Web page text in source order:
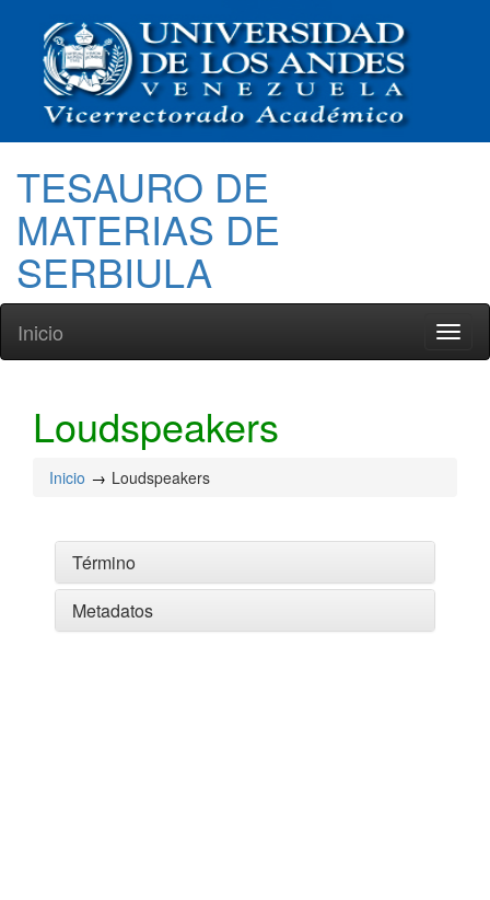
TESAURO DE
MATERIAS DE
SERBIULA
Inicio
Loudspeakers
Inicio Loudspeakers
Término
Metadatos